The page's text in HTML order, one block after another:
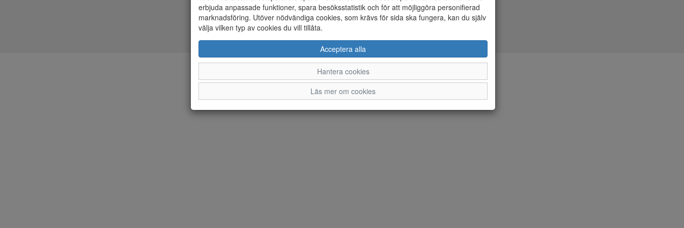
erbjuda anpassade funktioner, spara besöksstatistik och för att möjliggöra personifierad
marknadsföring. Utöver nödvändiga cookies, som krävs för sida ska fungera, kan du själv
välja vilken typ av cookies du vill tillåta.
Acceptera alla
Hantera cookies
Läs mer om cookies
Ändra inställingar för cookies
© Norrmans Skor AB 2026 i samarbete medFlexicon